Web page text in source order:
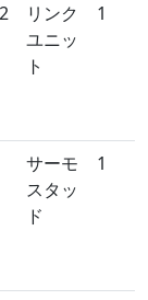
リンク
ユニッ
ト
1
サーモ
スタッ
ド
1